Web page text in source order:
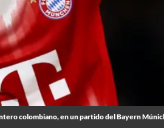
colombiano, en un partido del Bayern